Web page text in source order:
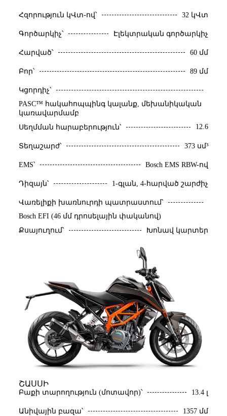
Հզորություն կՎտ-ով՝ 32 կՎտ
Գործարկիչ՝ Էլեկտրական գործարկիչ
Հարված՝ 60 մմ
Բոր՝ 89 մմ
Կցորդիչ՝
PASC™ հակահոպպինգ կալանք, մեխանիկական
կառավարմամբ
Սեղմման հարաբերություն՝
12.6
Տեղաշարժ՝ 373 սմ³
EMS՝ Bosch EMS RBW-ով
Դիզայն՝ 1-գլան, 4-հարված շարժիչ
Վառելիքի խառնուրդի պատրաստում՝
Bosch EFI (46 մմ դրոսելային փականով)
Քսայուղում՝
Խոնավ կարտեր
ՇԱՍՍԻ
Բաքի տարողություն (մոտավոր)՝ 13.4 լ
Անիվային բազա՝ 1357 մմ